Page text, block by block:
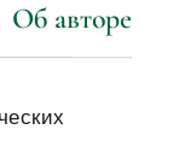
Об авторе